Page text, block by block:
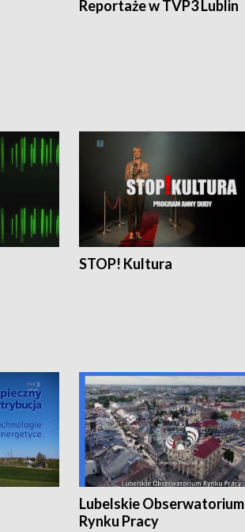
Reportaże w TVP3 Lublin
STOP! Kultura
Lubelskie Obserwatorium
Rynku Pracy